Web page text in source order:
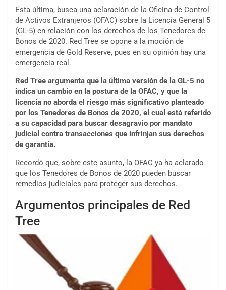
Esta última, busca una aclaración de la Oficina de Control
de Activos Extranjeros (OFAC) sobre la Licencia General 5
(GL-5) en relación con los derechos de los Tenedores de
Bonos de 2020. Red Tree se opone a la moción de
emergencia de Gold Reserve, pues en su opinión hay una
emergencia real.
Red Tree argumenta que la última versión de la GL-5 no
indica un cambio en la postura de la OFAC, y que la
licencia no aborda el riesgo más significativo planteado
por los Tenedores de Bonos de 2020, el cual está referido
a su capacidad para buscar desagravio por mandato
judicial contra transacciones que infrinjan sus derechos
de garantía.
Recordó que, sobre este asunto, la OFAC ya ha aclarado
que los Tenedores de Bonos de 2020 pueden buscar
remedios judiciales para proteger sus derechos.
Argumentos principales de Red
Tree